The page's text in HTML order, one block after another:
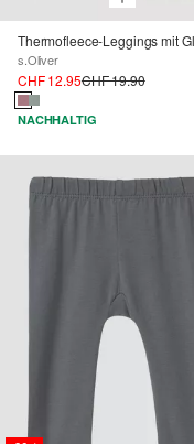
s.Oliver
CHF 12.95CHF 19.90
NACHHALTIG